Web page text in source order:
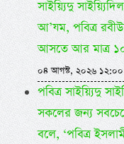
সাইয়্যিদু
আ’যম, পবিত্র
আসতে আর মাত্র ১০
০৪ আগস্ট, ২০২৬ ১২:০০
পবিত্র সাইয়্যিদু
সকলের জন্য
বলে, ‘পবিত্র